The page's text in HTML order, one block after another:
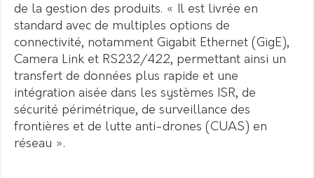
de la gestion des produits. « Il est livrée en
standard avec de multiples options de
connectivité, notamment Gigabit Ethernet (GigE),
Camera Link et RS232/422, permettant ainsi un
transfert de données plus rapide et une
intégration aisée dans les systèmes ISR, de
sécurité périmétrique, de surveillance des
frontières et de lutte anti-drones (CUAS) en
réseau ».